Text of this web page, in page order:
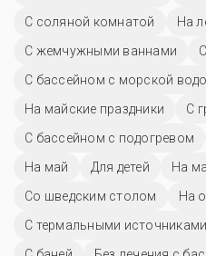
С соляной комнатой
На
С жемчужными ваннами
С бассейном с морской
На майские праздники
С
С бассейном с подогревом
На май
Для детей На
Со шведским столом
На
С термальными источниками